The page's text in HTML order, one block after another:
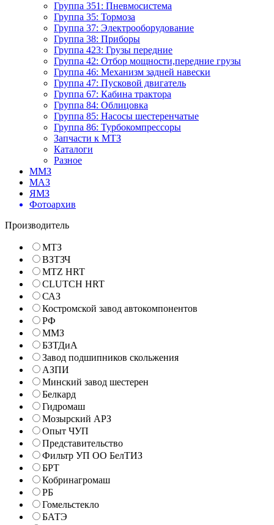
Группа 351: Пневмосистема
Группа 35: Тормоза
Группа 37: Электрооборудование
Группа 38: Приборы
Группа 423: Грузы передние
Группа 42: Отбор мощности,передние грузы
Группа 46: Механизм задней навески
Группа 47: Пусковой двигатель
Группа 67: Кабина трактора
Группа 84: Облицовка
Группа 85: Насосы шестеренчатые
Группа 86: Турбокомпрессоры
Запчасти к МТЗ
Каталоги
Разное
ММЗ
МАЗ
ЯМЗ
Фотоархив
Производитель
МТЗ
ВЗТЗЧ
MTZ HRT
CLUTCH HRT
САЗ
Костромской завод автокомпонентов
РФ
ММЗ
БЗТДиА
Завод подшипников скольжения
АЗПИ
Минский завод шестерен
Белкард
Гидромаш
Мозырский АРЗ
Опыт ЧУП
Представительство
Фильтр УП ОО БелТИЗ
БРТ
Кобринагромаш
РБ
Гомельстекло
БАТЭ